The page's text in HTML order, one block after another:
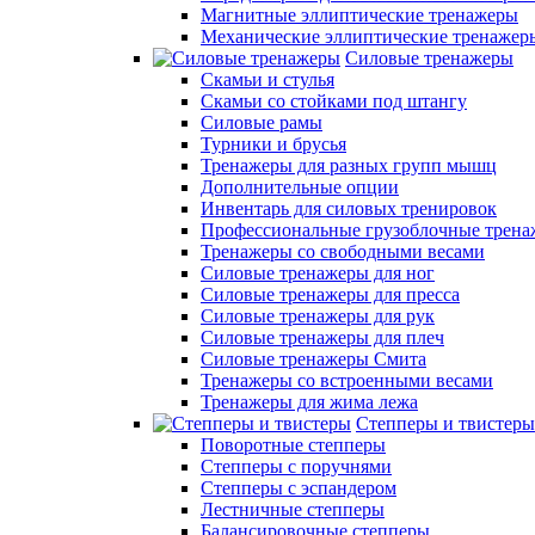
Магнитные эллиптические тренажеры
Механические эллиптические
Силовые тренажеры
Скамьи и стулья
Скамьи со стойками под штангу
Силовые рамы
Турники и брусья
Тренажеры для разных групп мышц
Дополнительные опции
Инвентарь для силовых тренировок
Профессиональные грузоблочные
Тренажеры со свободными весами
Силовые тренажеры для ног
Силовые тренажеры для пресса
Силовые тренажеры для рук
Силовые тренажеры для плеч
Силовые тренажеры Смита
Тренажеры со встроенными весами
Тренажеры для жима лежа
Степперы и твистеры
Поворотные степперы
Степперы с поручнями
Степперы с эспандером
Лестничные степперы
Балансировочные степперы